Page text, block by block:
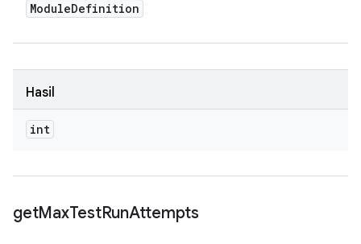
ModuleDefinition
Hasil
int
getMaxTestRunAttempts